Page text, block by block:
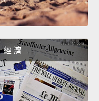
聽過這些詞，但它們
居家裝飾店的色卡一
Hue is the easiest
color. Saturation
whether the color
Value has to do with
經 濟